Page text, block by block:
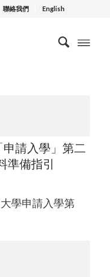
聯絡我們 English
申請入學」第二
準備指引
學申請入學第